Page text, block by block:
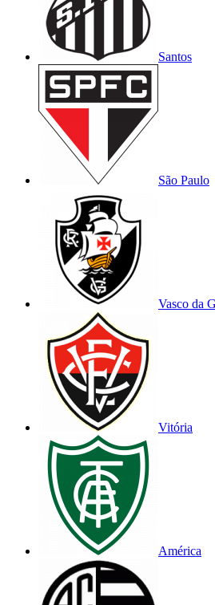
Santos
São Paulo
Vasco da
Vitória
América